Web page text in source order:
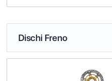
Dischi Freno